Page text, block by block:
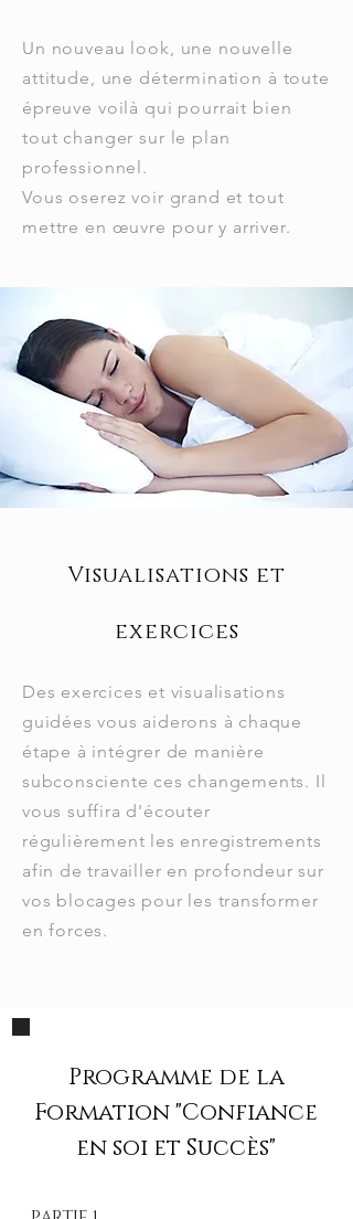
Un nouveau look, une nouvelle
attitude, une détermination à toute
épreuve voilà qui pourrait bien
tout changer sur le plan
professionnel.
Vous oserez voir grand et tout
mettre en œuvre pour y arriver.
Visualisations et
exercices
Des exercices et visualisations
guidées vous aiderons à chaque
étape à intégrer de manière
subconsciente ces changements. Il
vous suffira d'écouter
régulièrement les enregistrements
afin de travailler en profondeur sur
vos blocages pour les transformer
en forces.
Programme de la
Formation "Confiance
en soi et Succès"